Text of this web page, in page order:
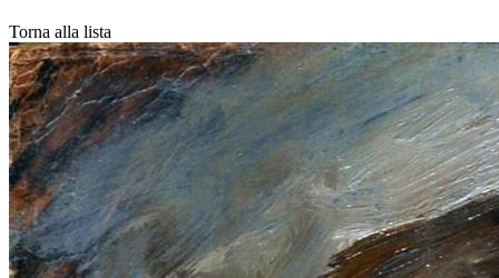
Torna alla lista